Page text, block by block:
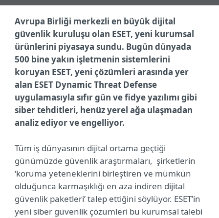
Avrupa Birliği merkezli en büyük dijital
güvenlik kuruluşu olan ESET, yeni kurumsal
ürünlerini piyasaya sundu. Bugün dünyada
500 bine yakın işletmenin sistemlerini
koruyan ESET, yeni çözümleri arasında yer
alan ESET Dynamic Threat Defense
uygulamasıyla sıfır gün ve fidye yazılımı gibi
siber tehditleri, henüz yerel ağa ulaşmadan
analiz ediyor ve engelliyor.
Tüm iş dünyasının dijital ortama geçtiği
günümüzde güvenlik araştırmaları, şirketlerin
‘koruma yeteneklerini birleştiren ve mümkün
olduğunca karmaşıklığı en aza indiren dijital
güvenlik paketleri’ talep ettiğini söylüyor. ESET’in
yeni siber güvenlik çözümleri bu kurumsal talebi